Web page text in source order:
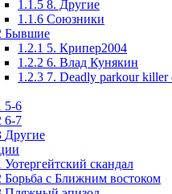
1.1.5 8. Другие
1.1.6 Союзники
Бывшие
1.2.1 5. Крипер2004
1.2.2 6. Влад Кунякин
1.2.3 7. Deadly parkour killer
5-6
6-7
Другие
Уотергейтский скандал
Борьба с Ближним востоком